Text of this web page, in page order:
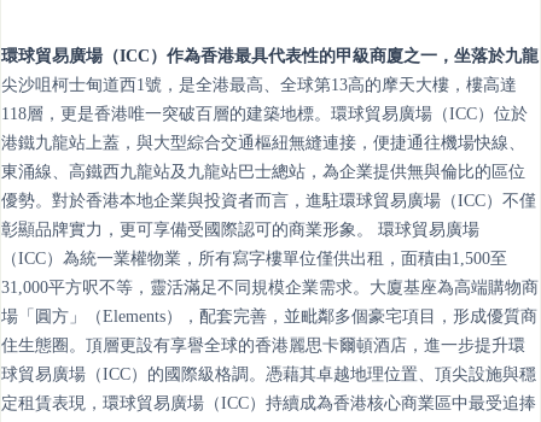
環球貿易廣場（ICC）作為香港最具代表性的甲級商廈之一，坐落於九龍
尖沙咀柯士甸道西1號，是全港最高、全球第13高的摩天大樓，樓高達
118層，更是香港唯一突破百層的建築地標。環球貿易廣場（ICC）位於
港鐵九龍站上蓋，與大型綜合交通樞紐無縫連接，便捷通往機場快線、
東涌線、高鐵西九龍站及九龍站巴士總站，為企業提供無與倫比的區位
優勢。對於香港本地企業與投資者而言，進駐環球貿易廣場（ICC）不僅
彰顯品牌實力，更可享備受國際認可的商業形象。 環球貿易廣場
（ICC）為統一業權物業，所有寫字樓單位僅供出租，面積由1,500至
31,000平方呎不等，靈活滿足不同規模企業需求。大廈基座為高端購物商
場「圓方」（Elements），配套完善，並毗鄰多個豪宅項目，形成優質商
住生態圈。頂層更設有享譽全球的香港麗思卡爾頓酒店，進一步提升環
球貿易廣場（ICC）的國際級格調。憑藉其卓越地理位置、頂尖設施與穩
定租賃表現，環球貿易廣場（ICC）持續成為香港核心商業區中最受追捧